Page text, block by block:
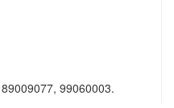
99060003.